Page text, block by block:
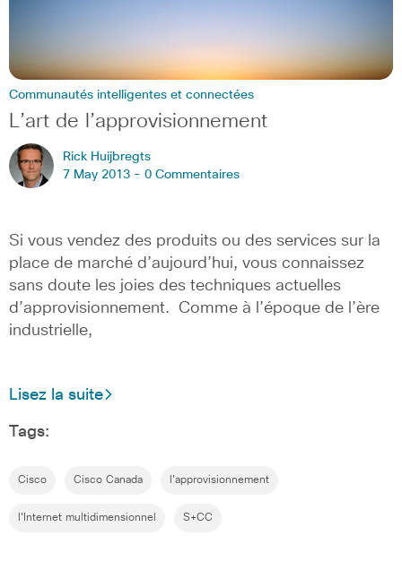
Communautés intelligentes et connectées
L’art de l’approvisionnement
Rick Huijbregts
7 May 2013 - 0 Commentaires
Si vous vendez des produits ou des services sur la
place de marché d’aujourd’hui, vous connaissez
sans doute les joies des techniques actuelles
d’approvisionnement. Comme à l’époque de l’ère
industrielle,
Lisez la suite
Tags:
Cisco Cisco Canada l'approvisionnement
l'Internet multidimensionnel S+CC